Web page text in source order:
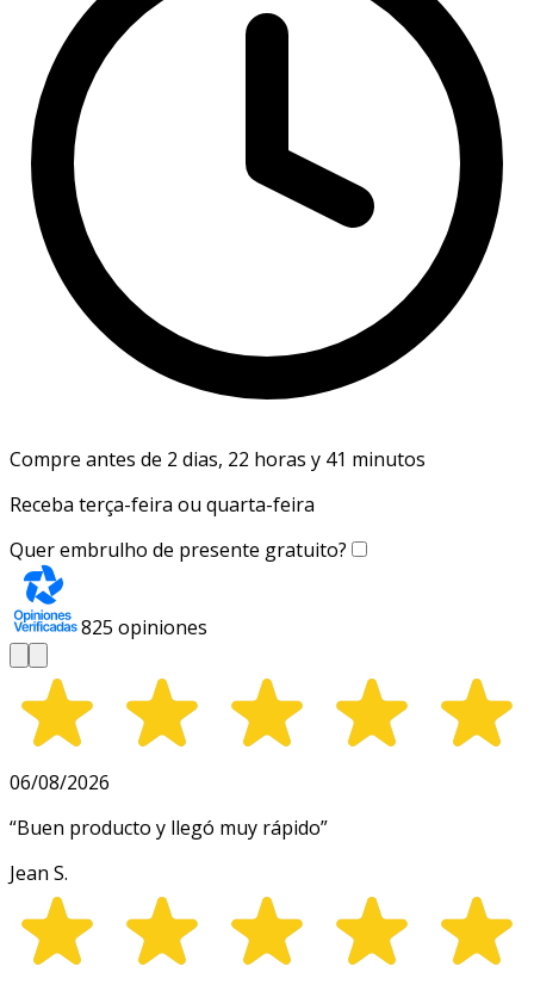
Compre antes de 2 dias, 22 horas y 41 minutos
Receba terça-feira ou quarta-feira
Quer embrulho de presente gratuito?
825 opiniones
06/08/2026
“Buen producto y llegó muy rápido”
Jean S.